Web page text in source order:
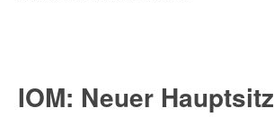
IOM: Neuer Hauptsitz